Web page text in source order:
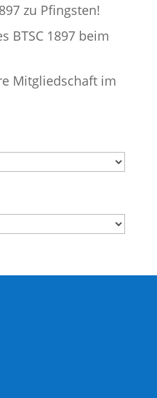
zu Pfingsten!
BTSC 1897 beim
Mitgliedschaft im